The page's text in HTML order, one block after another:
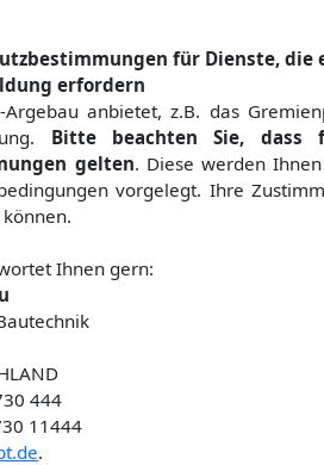
für Dienste, die
erfordern
Argebau anbietet, z.B. das
Bitte beachten Sie, dass
gelten. Diese werden
vorgelegt. Ihre
Ihnen gern:
444
11444
.